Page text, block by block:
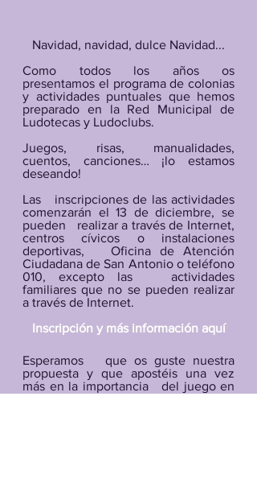
Navidad, navidad, dulce Navidad...
Como todos los años os
presentamos el programa de colonias
y actividades puntuales que hemos
preparado en la Red Municipal de
Ludotecas y Ludoclubs.
Juegos, risas, manualidades,
cuentos, canciones… ¡lo estamos
deseando!
Las   inscripciones de las actividades
comenzarán el 13 de diciembre, se
pueden   realizar a través de Internet,
centros cívicos o instalaciones
deportivas,   Oficina de Atención
Ciudadana de San Antonio o teléfono
010, excepto las   actividades
familiares que no se pueden realizar
a través de Internet.
Inscripción y más información aquí
Esperamos   que os guste nuestra
propuesta y que apostéis una vez
más en la importancia   del juego en